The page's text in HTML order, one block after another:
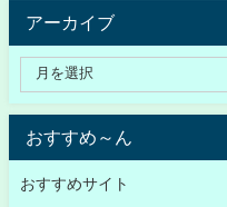
アーカイブ
おすすめ～ん
おすすめサイト